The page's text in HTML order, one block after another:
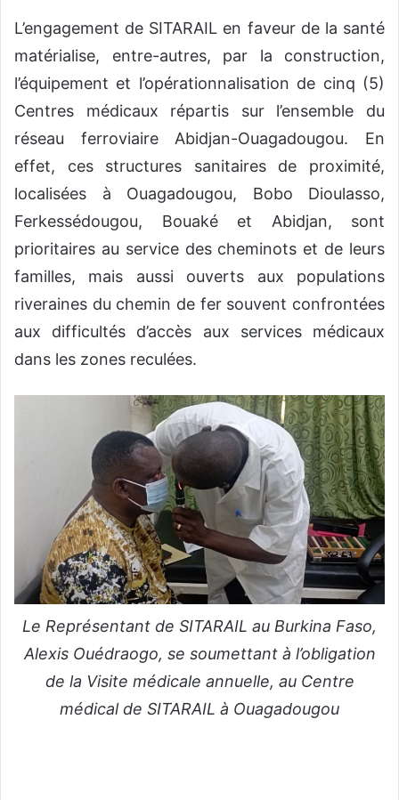
L’engagement de SITARAIL en faveur de la santé
matérialise, entre-autres, par la construction,
l’équipement et l’opérationnalisation de cinq (5)
Centres médicaux répartis sur l’ensemble du
réseau ferroviaire Abidjan-Ouagadougou. En
effet, ces structures sanitaires de proximité,
localisées à Ouagadougou, Bobo Dioulasso,
Ferkessédougou, Bouaké et Abidjan, sont
prioritaires au service des cheminots et de leurs
familles, mais aussi ouverts aux populations
riveraines du chemin de fer souvent confrontées
aux difficultés d’accès aux services médicaux
dans les zones reculées.
Le Représentant de SITARAIL au Burkina Faso,
Alexis Ouédraogo, se soumettant à l’obligation
de la Visite médicale annuelle, au Centre
médical de SITARAIL à Ouagadougou